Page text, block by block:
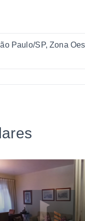
Paulo/SP, Zona